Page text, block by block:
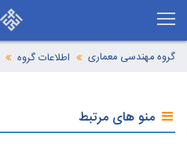
گروه مهندسی معماری اطلاعات گروه
منو های مرتبط